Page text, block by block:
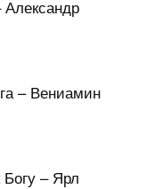
– Вениамин
Богу – Ярл